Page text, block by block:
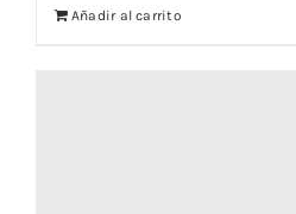
Añadir al carrito